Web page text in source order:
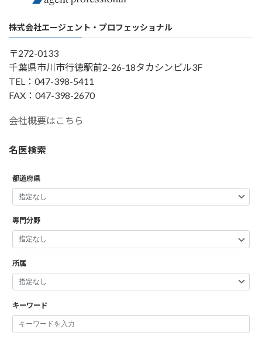
株式会社エージェント・プロフェッショナル
〒272-0133
千葉県市川市行徳駅前2-26-18タカシンビル3F
TEL：047-398-5411
FAX：047-398-2670
会社概要はこちら
名医検索
都道府県
専門分野
所属
キーワード